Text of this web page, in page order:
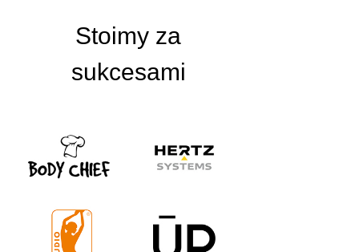
Stoimy za
sukcesami